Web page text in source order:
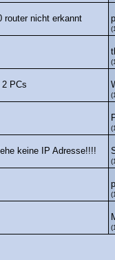
router nicht erkannt
PCs
keine IP Adresse!!!!